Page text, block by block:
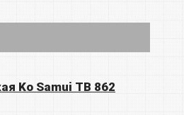
Ko Samui TB 862